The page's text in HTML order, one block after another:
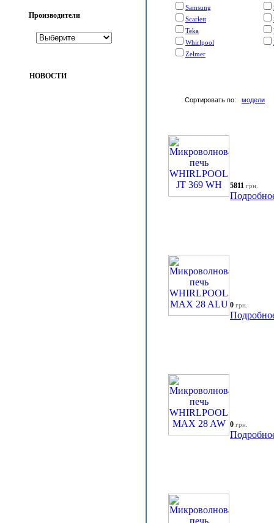
Производители
НОВОСТИ
Samsung
Scarlett
Teka
Whirlpool
Zelmer
Сортировать по: модели
5811 грн.
0 грн.
0 грн.